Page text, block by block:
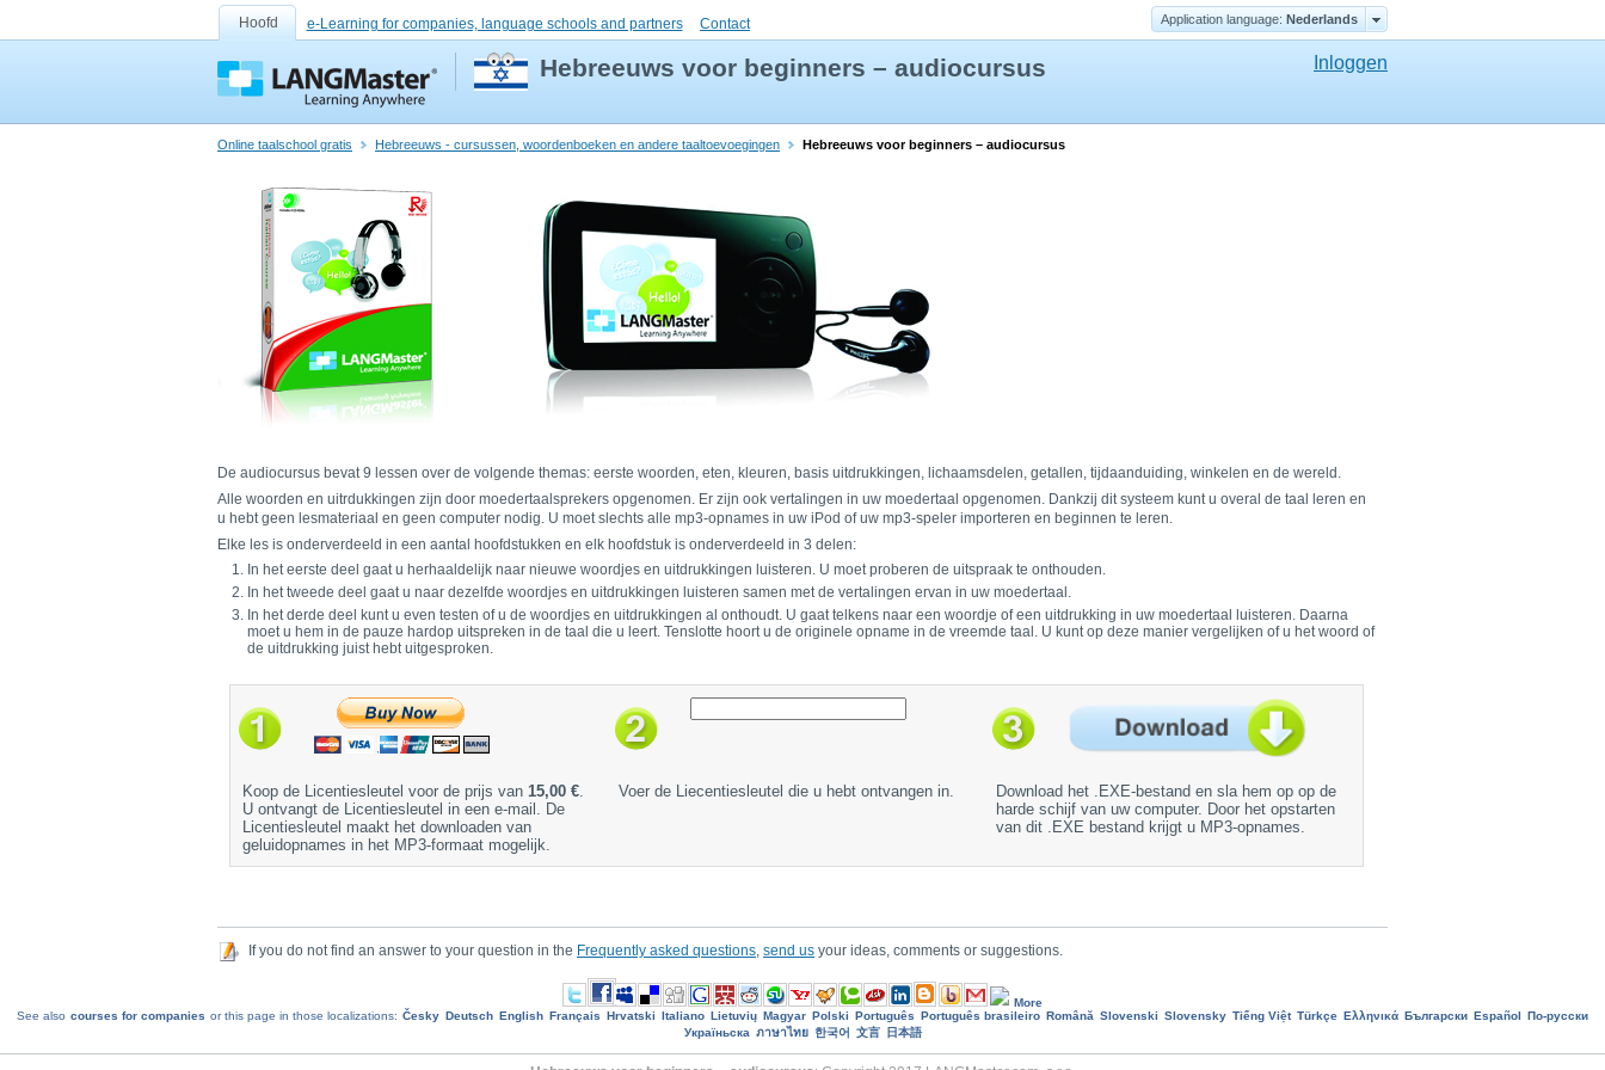
Hoofd e-Learning for companies, language schools and partners Contact Application language: Nederlands
Hebreeuws voor beginners – audiocursus Inloggen
Online taalschool gratis Hebreeuws - cursussen, woordenboeken en andere taaltoevoegingen Hebreeuws voor beginners – audiocursus
De audiocursus bevat 9 lessen over de volgende themas: eerste woorden, eten, kleuren, basis uitdrukkingen, lichaamsdelen, getallen, tijdaanduiding, winkelen en de wereld.
Alle woorden en uitrdukkingen zijn door moedertaalsprekers opgenomen. Er zijn ook vertalingen in uw moedertaal opgenomen. Dankzij dit systeem kunt u overal de taal leren en
u hebt geen lesmateriaal en geen computer nodig. U moet slechts alle mp3-opnames in uw iPod of uw mp3-speler importeren en beginnen te leren.
Elke les is onderverdeeld in een aantal hoofdstukken en elk hoofdstuk is onderverdeeld in 3 delen:
In het eerste deel gaat u herhaaldelijk naar nieuwe woordjes en uitdrukkingen luisteren. U moet proberen de uitspraak te onthouden.
In het tweede deel gaat u naar dezelfde woordjes en uitdrukkingen luisteren samen met de vertalingen ervan in uw moedertaal.
In het derde deel kunt u even testen of u de woordjes en uitdrukkingen al onthoudt. U gaat telkens naar een woordje of een uitdrukking in uw moedertaal luisteren. Daarna
moet u hem in de pauze hardop uitspreken in de taal die u leert. Tenslotte hoort u de originele opname in de vreemde taal. U kunt op deze manier vergelijken of u het woord of
de uitdrukking juist hebt uitgesproken.
Koop de Licentiesleutel voor de prijs van 15,00 €.
U ontvangt de Licentiesleutel in een e-mail. De
Licentiesleutel maakt het downloaden van
geluidopnames in het MP3-formaat mogelijk.
Voer de Liecentiesleutel die u hebt ontvangen in.
Download het .EXE-bestand en sla hem op op de
harde schijf van uw computer. Door het opstarten
van dit .EXE bestand krijgt u MP3-opnames.
If you do not find an answer to your question in the Frequently asked questions send us your ideas, comments or suggestions.
More
See also courses for companies or this page in those localizations: Česky Deutsch English Français Hrvatski Italiano Lietuvių Magyar Polski Português Português brasileiro Română Slovenski Slovensky Tiếng Việt Türkçe Ελληνικά Български Еspañol
По-русски
Україньска ภาษาไทย 한국어 文言 日本語